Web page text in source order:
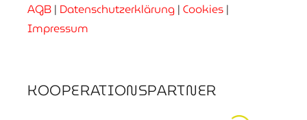
AGB | Datenschutzerklärung | Cookies |
Impressum
KOOPERATIONSPARTNER